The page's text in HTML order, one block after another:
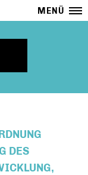
MENÜ
DES